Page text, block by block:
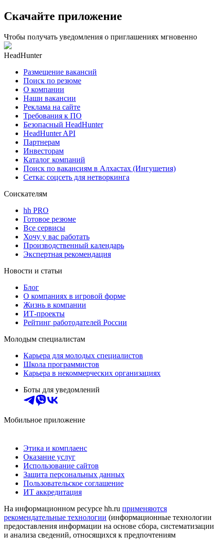
Скачайте приложение
Чтобы получать уведомления о приглашениях мгновенно
HeadHunter
Размещение вакансий
Поиск по резюме
О компании
Наши вакансии
Реклама на сайте
Требования к ПО
Безопасный HeadHunter
HeadHunter API
Партнерам
Инвесторам
Каталог компаний
Поиск по вакансиям в Алхастах (Ингушетия)
Сетка: соцсеть для нетворкинга
Соискателям
hh PRO
Готовое резюме
Все сервисы
Хочу у вас работать
Производственный календарь
Экспертная рекомендация
Новости и статьи
Блог
О компаниях в игровой форме
Жизнь в компании
ИТ-проекты
Рейтинг работодателей России
Молодым специалистам
Карьера для молодых специалистов
Школа программистов
Карьера в некоммерческих организациях
Боты для уведомлений
Мобильное приложение
Этика и комплаенс
Оказание услуг
Использование сайтов
Защита персональных данных
Пользовательское соглашение
ИТ аккредитация
На информационном ресурсе hh.ru применяются
рекомендательные технологии (информационные технологии
предоставления информации на основе сбора, систематизации
и анализа сведений, относящихся к предпочтениям